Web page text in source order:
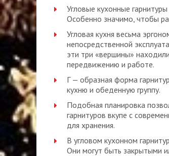
Угловые кухонные
Особенно значимо, чтобы
Угловая кухня весьма
непосредственной
эти три «вершины»
передвижению и работе.
Г — образная форма
кухню и обеденную группу.
Подобная планировка
гарнитуров вкупе с
для хранения.
В угловом кухонном
Они могут быть закрытыми